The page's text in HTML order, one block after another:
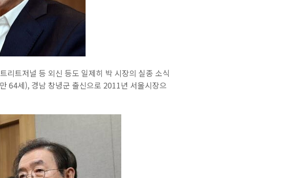
리트저널 등 외신 등도 일제히 박 시장의 실종 소식
만 64세), 경남 창녕군 출신으로 2011년 서울시장으